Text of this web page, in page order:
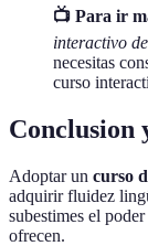
📺 Para ir
interactivo
necesitas
curso
Conclusion
Adoptar un curso
adquirir fluidez
subestimes el
ofrecen.